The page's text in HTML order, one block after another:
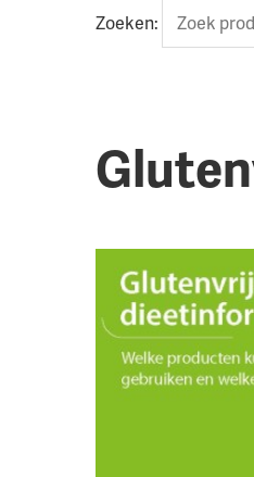
Zoeken: